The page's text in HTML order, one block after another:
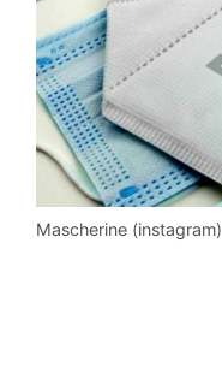
Mascherine (instagram)